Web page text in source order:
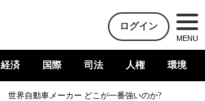
ログイン
MENU
経済 国際 司法 人権 環境
世界自動車メーカー どこが一番強いのか?